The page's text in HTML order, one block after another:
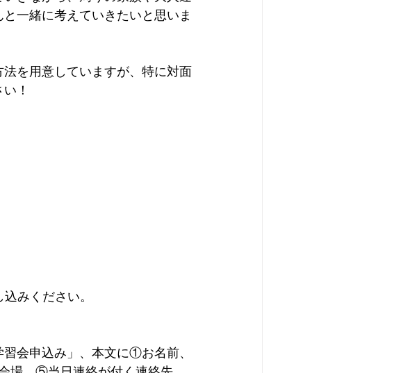
一緒に考えていきたいと思いま
を用意していますが、特に対面
！
みください。
会申込み」、本文に①お名前、